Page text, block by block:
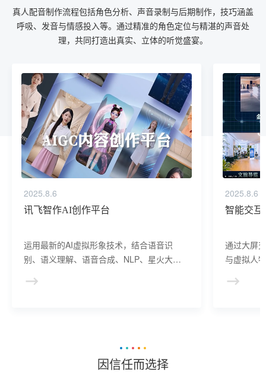
真人配音制作流程包括角色分析、声音录制与后期制作，技巧涵盖
呼吸、发音与情感投入等。通过精准的角色定位与精湛的声音处
理，共同打造出真实、立体的听觉盛宴。
2025.8.6
讯飞智作AI创作平台
运用最新的AI虚拟形象技术，结合语音识
别、语义理解、语音合成、NLP、星火大模
建、AI驱动、多模态交互的多场景虚拟人产
2025.8.6
智能交互
通过大屏
与虚拟人
景，可广
因信任而选择